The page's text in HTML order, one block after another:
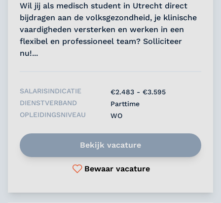
Wil jij als medisch student in Utrecht direct
bijdragen aan de volksgezondheid, je klinische
vaardigheden versterken en werken in een
flexibel en professioneel team? Solliciteer
nu!...
SALARISINDICATIE
€2.483 - €3.595
DIENSTVERBAND
Parttime
OPLEIDINGSNIVEAU
WO
Bekijk vacature
Bewaar vacature